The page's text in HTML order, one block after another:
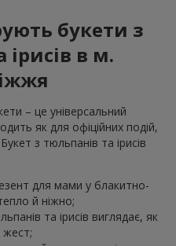
букети з
ірисів в м.
– це універсальний
як для офіційних подій,
з тюльпанів та ірисів
для мами у блакитно-
й ніжно;
та ірисів виглядає, як